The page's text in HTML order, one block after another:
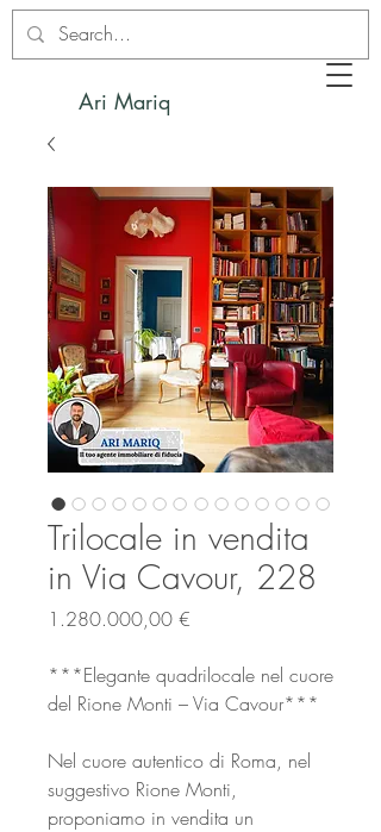
Ari Mariq
Trilocale in vendita
in Via Cavour, 228
1.280.000,00 €
***Elegante quadrilocale nel cuore
del Rione Monti – Via Cavour***
Nel cuore autentico di Roma, nel
suggestivo Rione Monti,
proponiamo in vendita un